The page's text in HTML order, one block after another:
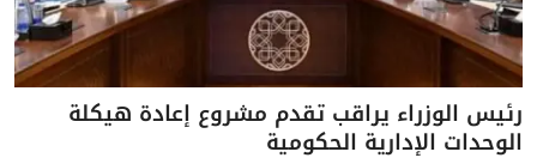
رئيس الوزراء يراقب تقدم مشروع إعادة هيكلة
الوحدات الإدارية الحكومية